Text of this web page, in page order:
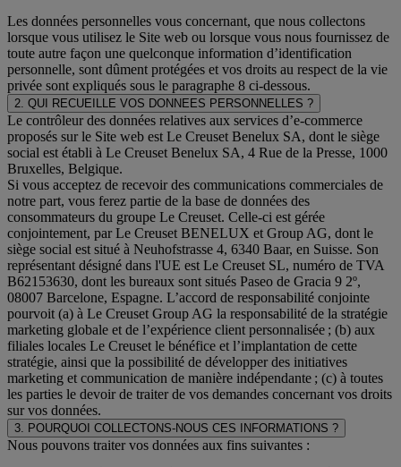
Les données personnelles vous concernant, que nous collectons
lorsque vous utilisez le Site web ou lorsque vous nous fournissez de
toute autre façon une quelconque information d’identification
personnelle, sont dûment protégées et vos droits au respect de la vie
privée sont expliqués sous le paragraphe 8 ci-dessous.
2. QUI RECUEILLE VOS DONNEES PERSONNELLES ?
Le contrôleur des données relatives aux services d’e-commerce
proposés sur le Site web est Le Creuset Benelux SA, dont le siège
social est établi à Le Creuset Benelux SA, 4 Rue de la Presse, 1000
Bruxelles, Belgique.
Si vous acceptez de recevoir des communications commerciales de
notre part, vous ferez partie de la base de données des
consommateurs du groupe Le Creuset. Celle-ci est gérée
conjointement, par Le Creuset BENELUX et Group AG, dont le
siège social est situé à Neuhofstrasse 4, 6340 Baar, en Suisse. Son
représentant désigné dans l'UE est Le Creuset SL, numéro de TVA
B62153630, dont les bureaux sont situés Paseo de Gracia 9 2º,
08007 Barcelone, Espagne. L’accord de responsabilité conjointe
pourvoit (a) à Le Creuset Group AG la responsabilité de la stratégie
marketing globale et de l’expérience client personnalisée ; (b) aux
filiales locales Le Creuset le bénéfice et l’implantation de cette
stratégie, ainsi que la possibilité de développer des initiatives
marketing et communication de manière indépendante ; (c) à toutes
les parties le devoir de traiter de vos demandes concernant vos droits
sur vos données.
3. POURQUOI COLLECTONS-NOUS CES INFORMATIONS ?
Nous pouvons traiter vos données aux fins suivantes :